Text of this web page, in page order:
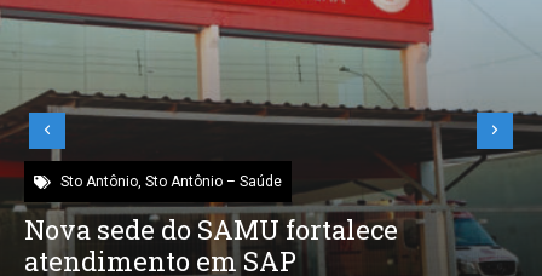
Sto Antônio, Sto Antônio – Saúde
Nova sede do SAMU fortalece
atendimento em SAP